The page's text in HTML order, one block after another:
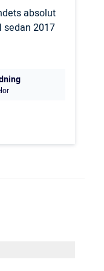
absolut
sedan 2017